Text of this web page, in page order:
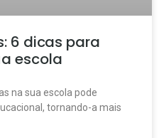
6 dicas para
escola
na sua escola pode
tornando-a mais